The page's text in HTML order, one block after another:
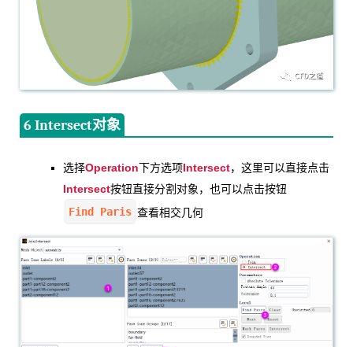
6 Intersect对象
选择Operation 下方选项Intersect，这里可以直接点击
Intersect按钮直接分割对象，也可以点击按钮
Find Paris 查看相交几何